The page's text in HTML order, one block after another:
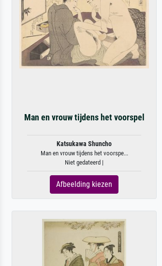
Man en vrouw tijdens het voorspel
Katsukawa Shuncho
Man en vrouw tijdens het voorspe...
Niet gedateerd |
Afbeelding kiezen